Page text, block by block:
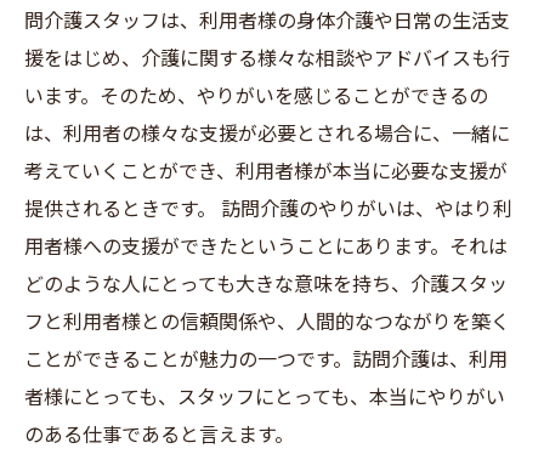
問介護スタッフは、利用者様の身体介護や日常の生活支
援をはじめ、介護に関する様々な相談やアドバイスも行
います。そのため、やりがいを感じることができるの
は、利用者の様々な支援が必要とされる場合に、一緒に
考えていくことができ、利用者様が本当に必要な支援が
提供されるときです。 訪問介護のやりがいは、やはり利
用者様への支援ができたということにあります。それは
どのような人にとっても大きな意味を持ち、介護スタッ
フと利用者様との信頼関係や、人間的なつながりを築く
ことができることが魅力の一つです。訪問介護は、利用
者様にとっても、スタッフにとっても、本当にやりがい
のある仕事であると言えます。